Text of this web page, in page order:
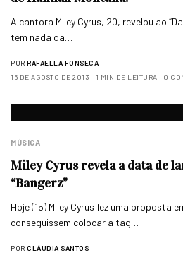
A cantora Miley Cyrus, 20, revelou ao
tem nada da…
POR RAFAELLA FONSECA
16 DE AGOSTO DE 2013
1 MIN DE LEITURA 0
MÚSICA
Miley Cyrus revela a data de
“Bangerz”
Hoje (15) Miley Cyrus fez uma proposta
conseguissem colocar a tag…
POR CLÁUDIA SANTOS